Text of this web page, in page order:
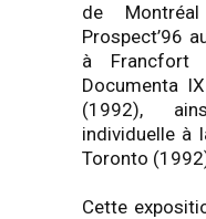
de
Prospect’96
à Francfort
Documenta
(1992),
individuelle à
Toronto
Cette